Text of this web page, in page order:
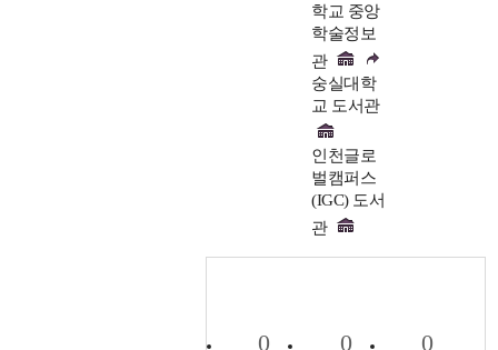
학교 중앙
학술정보
관
숭실대학
교 도서관
인천글로
벌캠퍼스
(IGC) 도서
관
0 0 0